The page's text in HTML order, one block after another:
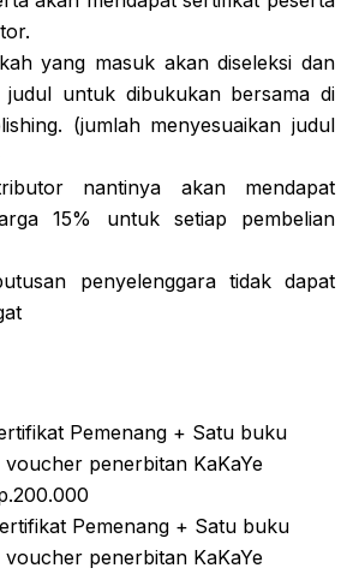
yang masuk akan diseleksi dan
judul untuk dibukukan bersama di
(jumlah menyesuaikan judul
nantinya akan mendapat
15% untuk setiap pembelian
penyelenggara tidak dapat
Pemenang + Satu buku
penerbitan KaKaYe
Pemenang + Satu buku
penerbitan KaKaYe